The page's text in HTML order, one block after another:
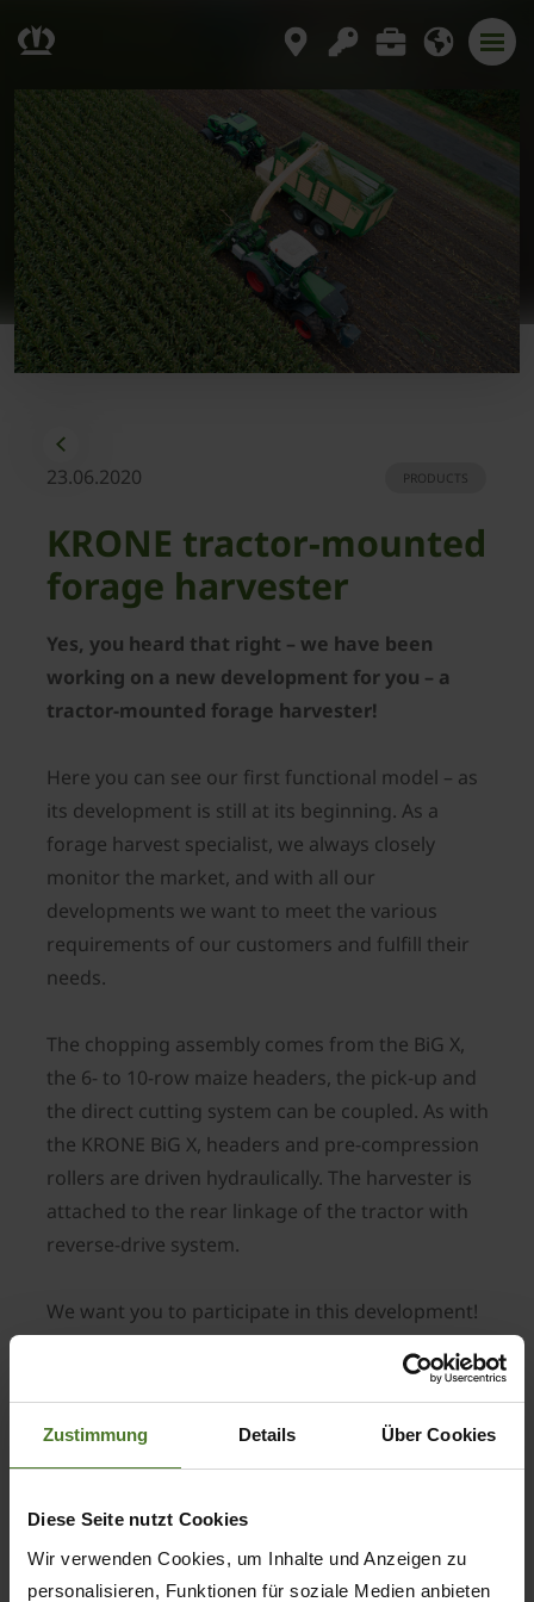
Zustimmung Details Über Cookies
Diese Seite nutzt Cookies
Wir verwenden Cookies, um Inhalte und Anzeigen zu
personalisieren, Funktionen für soziale Medien anbieten
23.06.2020 PRODUCTS
KRONE tractor-mounted
forage harvester
Yes, you heard that right – we have been
working on a new development for you – a
tractor-mounted forage harvester!
Here you can see our first functional model – as
its development is still at its beginning. As a
forage harvest specialist, we always closely
monitor the market, and with all our
developments we want to meet the various
requirements of our customers and fulfill their
needs.
The chopping assembly comes from the BiG X,
the 6- to 10-row maize headers, the pick-up and
the direct cutting system can be coupled. As with
the KRONE BiG X, headers and pre-compression
rollers are driven hydraulically. The harvester is
attached to the rear linkage of the tractor with
reverse-drive system.
We want you to participate in this development!
forage harvester? Be part of the creation of this
new machine and send your constructive
feedback via this form: